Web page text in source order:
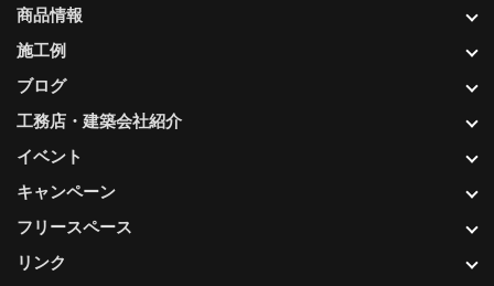
商品情報
施工例
ブログ
工務店・建築会社紹介
イベント
キャンペーン
フリースペース
リンク